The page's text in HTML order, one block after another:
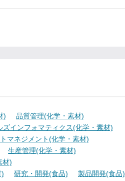
)
品質管理(化学・素材)
インフォマティクス(化学・素材)
マネジメント(化学・素材)
生産管理(化学・素材)
材)
)
研究・開発(食品)
製品開発(食品)